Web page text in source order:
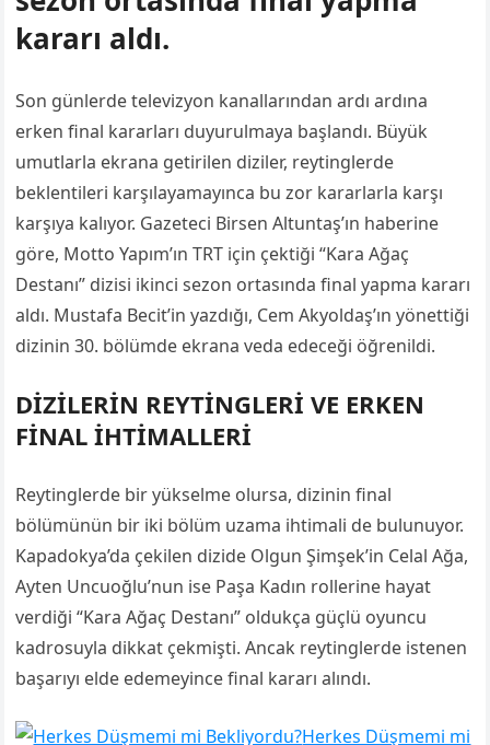
kararı aldı.
Son günlerde televizyon kanallarından ardı ardına
erken final kararları duyurulmaya başlandı. Büyük
umutlarla ekrana getirilen diziler, reytinglerde
beklentileri karşılayamayınca bu zor kararlarla karşı
karşıya kalıyor. Gazeteci Birsen Altuntaş’ın haberine
göre, Motto Yapım’ın TRT için çektiği “Kara Ağaç
Destanı” dizisi ikinci sezon ortasında final yapma kararı
aldı. Mustafa Becit’in yazdığı, Cem Akyoldaş’ın yönettiği
dizinin 30. bölümde ekrana veda edeceği öğrenildi.
DİZİLERİN REYTİNGLERİ VE ERKEN
FİNAL İHTİMALLERİ
Reytinglerde bir yükselme olursa, dizinin final
bölümünün bir iki bölüm uzama ihtimali de bulunuyor.
Kapadokya’da çekilen dizide Olgun Şimşek’in Celal Ağa,
Ayten Uncuoğlu’nun ise Paşa Kadın rollerine hayat
verdiği “Kara Ağaç Destanı” oldukça güçlü oyuncu
kadrosuyla dikkat çekmişti. Ancak reytinglerde istenen
başarıyı elde edemeyince final kararı alındı.
Herkes Düşmemi mi